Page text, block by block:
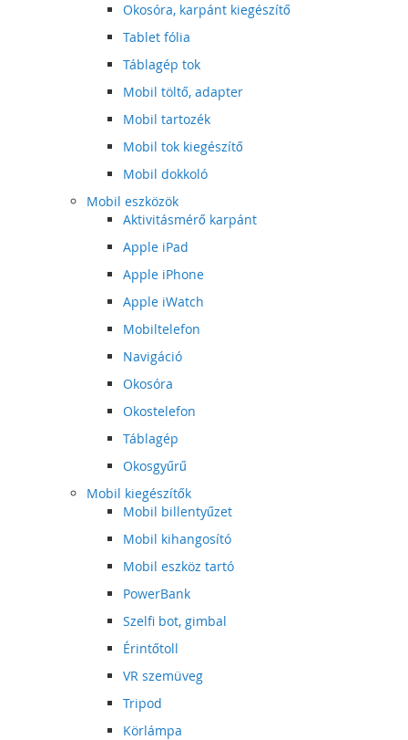
Okosóra, karpánt kiegészítő
Tablet fólia
Táblagép tok
Mobil töltő, adapter
Mobil tartozék
Mobil tok kiegészítő
Mobil dokkoló
Mobil eszközök
Aktivitásmérő karpánt
Apple iPad
Apple iPhone
Apple iWatch
Mobiltelefon
Navigáció
Okosóra
Okostelefon
Táblagép
Okosgyűrű
Mobil kiegészítők
Mobil billentyűzet
Mobil kihangosító
Mobil eszköz tartó
PowerBank
Szelfi bot, gimbal
Érintőtoll
VR szemüveg
Tripod
Körlámpa